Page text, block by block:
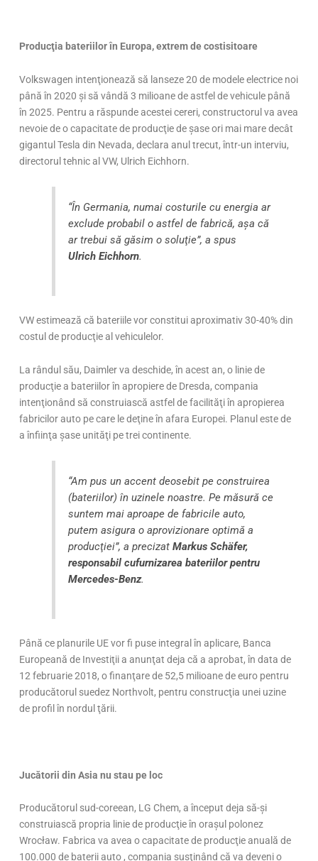
Producţia bateriilor în Europa, extrem de costisitoare
Volkswagen intenţionează să lanseze 20 de modele electrice noi
până în 2020 şi să vândă 3 milioane de astfel de vehicule până
în 2025. Pentru a răspunde acestei cereri, constructorul va avea
nevoie de o capacitate de producţie de şase ori mai mare decât
gigantul Tesla din Nevada, declara anul trecut, într-un interviu,
directorul tehnic al VW, Ulrich Eichhorn.
“În Germania, numai costurile cu energia ar
exclude probabil o astfel de fabrică, aşa că
ar trebui să găsim o soluţie”, a spus
Ulrich Eichhorn.
VW estimează că bateriile vor constitui aproximativ 30-40% din
costul de producţie al vehiculelor.
La rândul său, Daimler va deschide, în acest an, o linie de
producţie a bateriilor în apropiere de Dresda, compania
intenţionând să construiască astfel de facilităţi în apropierea
fabricilor auto pe care le deţine în afara Europei. Planul este de
a înfiinţa şase unităţi pe trei continente.
“Am pus un accent deosebit pe construirea
(bateriilor) în uzinele noastre. Pe măsură ce
suntem mai aproape de fabricile auto,
putem asigura o aprovizionare optimă a
producţiei”, a precizat Markus Schäfer,
responsabil cufurnizarea bateriilor pentru
Mercedes-Benz.
Până ce planurile UE vor fi puse integral în aplicare, Banca
Europeană de Investiţii a anunţat deja că a aprobat, în data de
12 februarie 2018, o finanţare de 52,5 milioane de euro pentru
producătorul suedez Northvolt, pentru construcţia unei uzine
de profil în nordul ţării.
Jucătorii din Asia nu stau pe loc
Producătorul sud-coreean, LG Chem, a început deja să-şi
construiască propria linie de producţie în oraşul polonez
Wrocław. Fabrica va avea o capacitate de producţie anuală de
100.000 de baterii auto , compania susţinând că va deveni o